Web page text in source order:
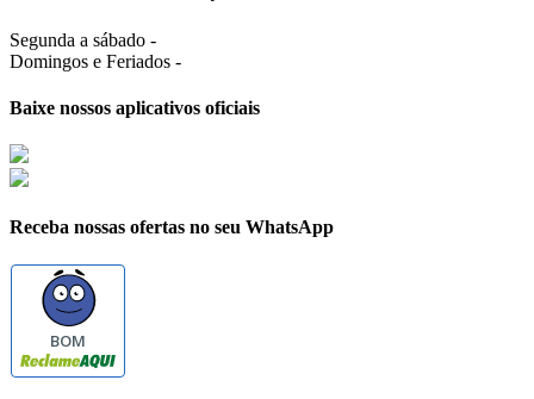
Segunda a sábado -
Domingos e Feriados -
Baixe nossos aplicativos oficiais
Receba nossas ofertas no seu WhatsApp
BOM